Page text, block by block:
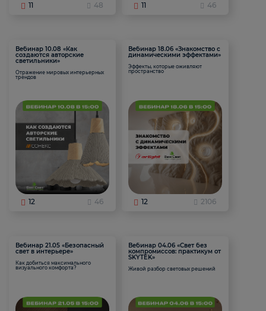
11 48 11 46
Вебинар 10.08 «Как
создаются авторские
светильники»
Отражение мировых интерьерных
трендов
12 46
Вебинар 18.06 «Знакомство с
динамическими эффектами»
Эффекты, которые оживляют
пространство
12 2106
Вебинар 21.05 «Безопасный
свет в интерьере»
Как добиться максимального
визуального комфорта?
Вебинар 04.06 «Свет без
компромиссов: практикум от
SKYTEK»
Живой разбор световых решений